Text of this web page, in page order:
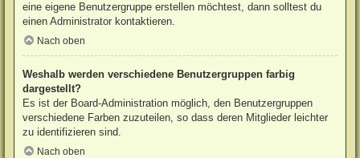
eine eigene Benutzergruppe erstellen möchtest, dann solltest du
einen Administrator kontaktieren.
Nach oben
Weshalb werden verschiedene Benutzergruppen farbig
dargestellt?
Es ist der Board-Administration möglich, den Benutzergruppen
verschiedene Farben zuzuteilen, so dass deren Mitglieder leichter
zu identifizieren sind.
Nach oben